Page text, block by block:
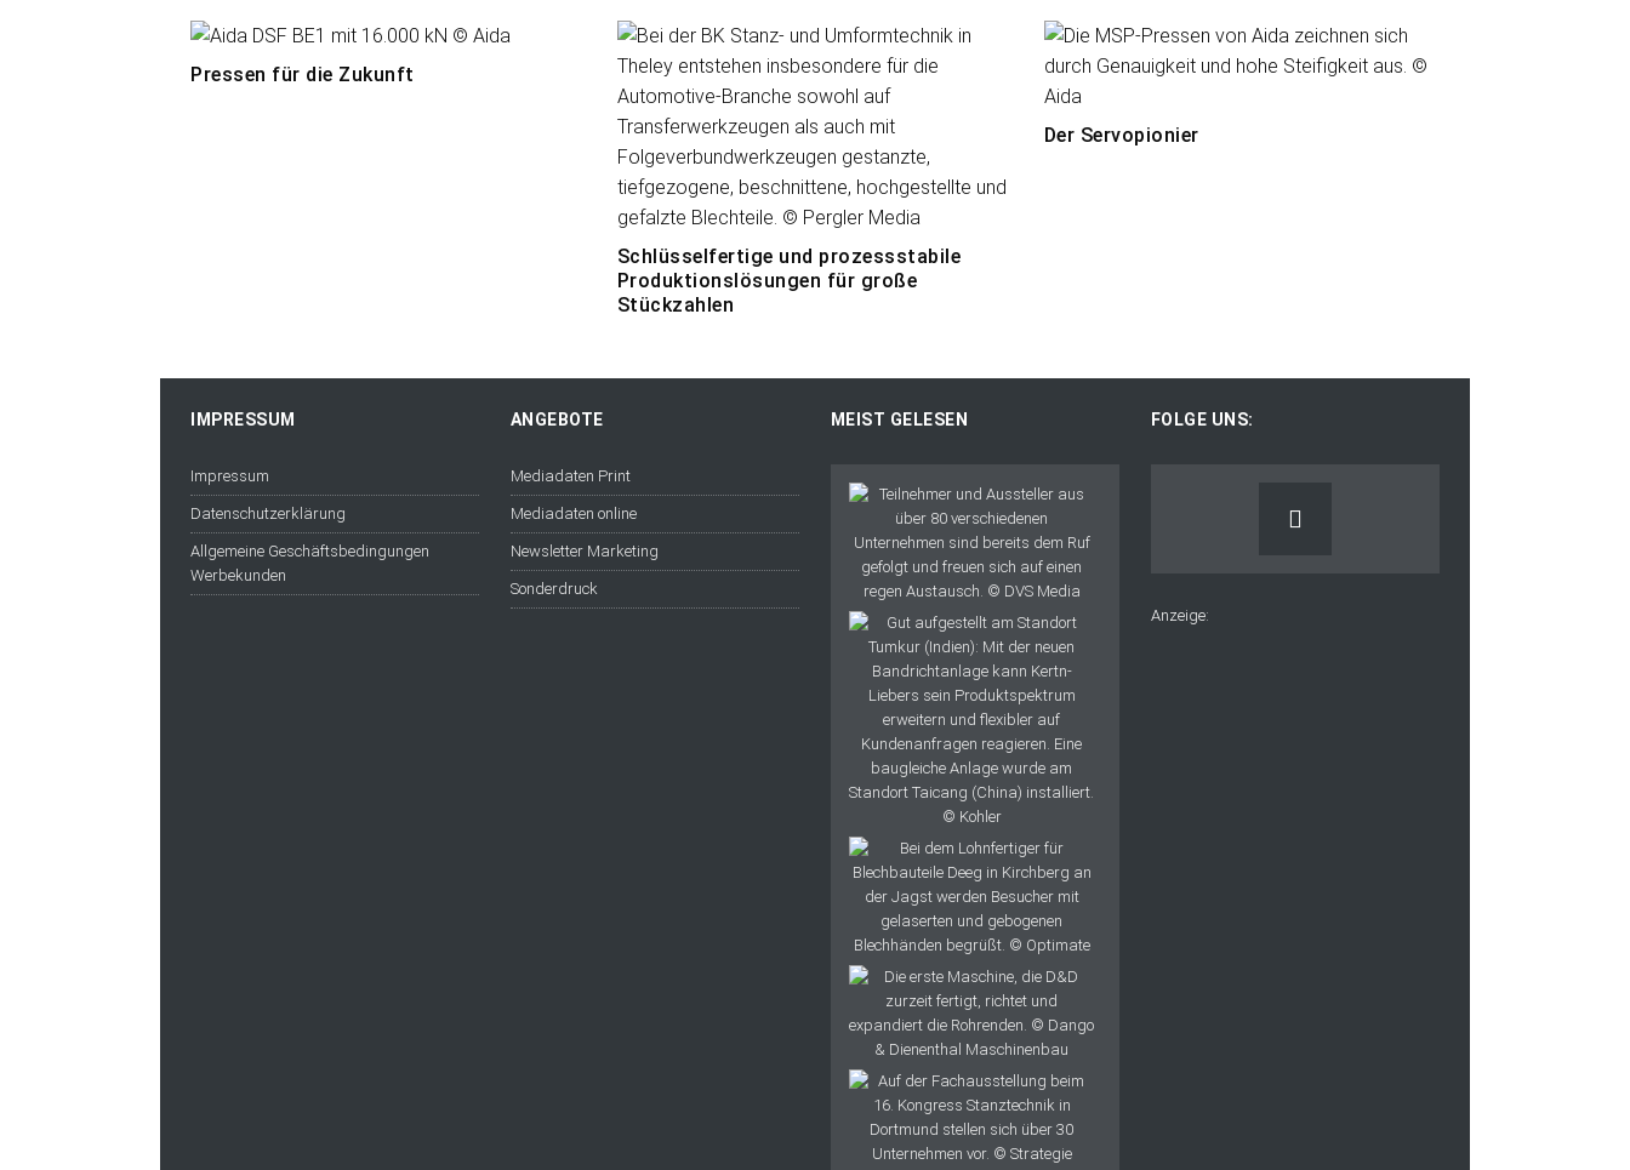
Pressen für die Zukunft
Schlüsselfertige und prozessstabile
Produktionslösungen für große
Stückzahlen
Der Servopionier
IMPRESSUM
Impressum
Datenschutzerklärung
Allgemeine Geschäftsbedingungen
Werbekunden
ANGEBOTE
Mediadaten Print
Mediadaten online
Newsletter Marketing
Sonderdruck
MEIST GELESEN FOLGE UNS:
Anzeige: